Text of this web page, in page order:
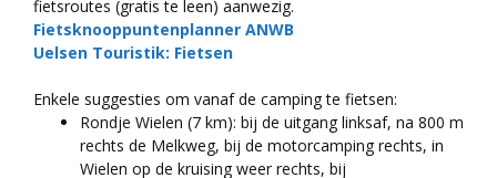
fietsroutes (gratis te leen) aanwezig.
Fietsknooppuntenplanner ANWB
Uelsen Touristik: Fietsen
Enkele suggesties om vanaf de camping te fietsen:
Rondje Wielen (7 km): bij de uitgang linksaf, na 800 m
rechts de Melkweg, bij de motorcamping rechts, in
Wielen op de kruising weer rechts, bij